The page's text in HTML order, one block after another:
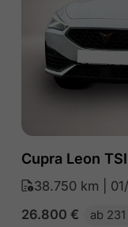
Cupra Leon TSI
38.750 km |
26.800 € ab